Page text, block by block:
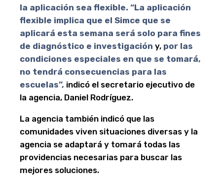
la aplicación sea flexible. “La aplicación
flexible implica que el Simce que se
aplicará esta semana será solo para fines
de diagnóstico e investigación y, por las
condiciones especiales en que se tomará,
no tendrá consecuencias para las
escuelas”, indicó el secretario ejecutivo de
la agencia, Daniel Rodríguez.
La agencia también indicó que las
comunidades viven situaciones diversas y la
agencia se adaptará y tomará todas las
providencias necesarias para buscar las
mejores soluciones.